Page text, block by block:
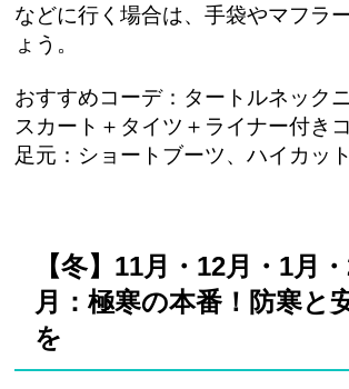
などに行く場合は、手袋やマフラ
ょう。
おすすめコーデ：タートルネック
スカート＋タイツ＋ライナー付き
足元：ショートブーツ、ハイカッ
【冬】11月・12月・1月
月：極寒の本番！防寒と
を